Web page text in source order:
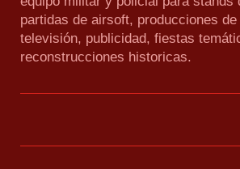
partidas de airsoft, producciones
televisión, publicidad, fiestas
reconstrucciones historicas.